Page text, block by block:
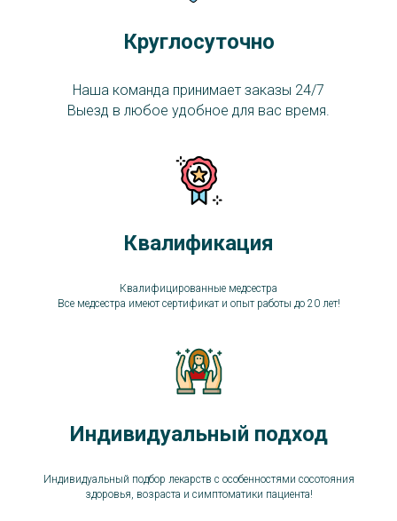
Круглосуточно
Наша команда принимает заказы 24/7
Выезд в любое удобное для вас время.
Квалификация
Квалифицированные медсестра
Все медсестра имеют сертификат и опыт работы до 20 лет!
Индивидуальный подход
Индивидуальный подбор лекарств с особенностями сосотояния
здоровья, возраста и симптоматики пациента!